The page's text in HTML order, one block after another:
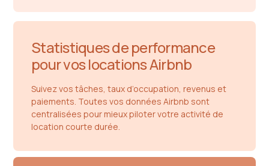
Statistiques de performance
pour vos locations Airbnb
Suivez vos tâches, taux d’occupation, revenus et
paiements. Toutes vos données Airbnb sont
centralisées pour mieux piloter votre activité de
location courte durée.